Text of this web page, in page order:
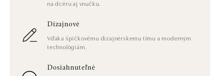
na dcéru aj vnučku.
Dizajnové
Vďaka špičkovému dizajnérskemu tímu a moderným
technológiám.
Dosiahnuteľné